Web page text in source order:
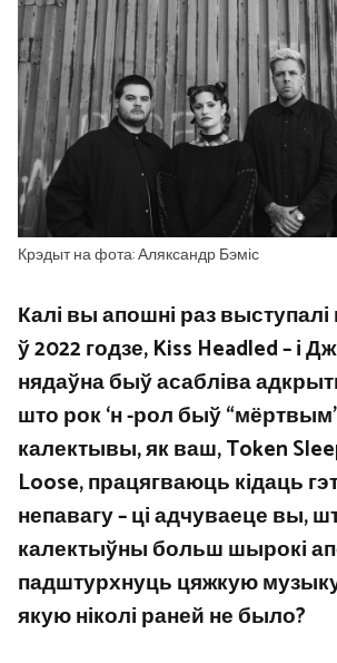
Крэдыт на фота: Аляксандр Бэміс
Калі вы апошні раз
ў 2022 годзе, Kiss Headled – і
нядаўна быў асабліва
што рок ‘н -рол быў
калектывы, як ваш, Token
Loose, працягваюць кідаць
непавагу – ці адчуваеце вы,
калектыўны больш шырокі
падштурхнуць цяжкую
якую ніколі раней не было?